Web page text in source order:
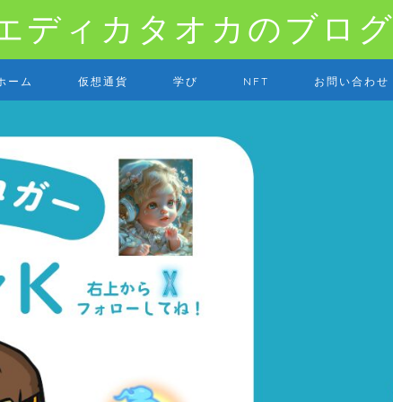
ディカタオカのブロ
ーム 仮想通貨 学び NFT お問い合わせ